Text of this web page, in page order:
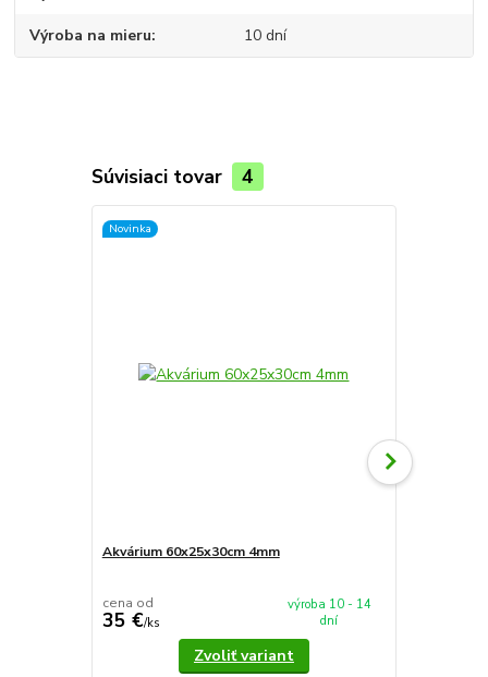
Výroba na mieru 10 dní
Súvisiaci tovar 4
Novinka
Akvárium 60x25x30cm 4mm
cena od
35 €/ks
výroba 10 - 14
dní
Zvoliť variant